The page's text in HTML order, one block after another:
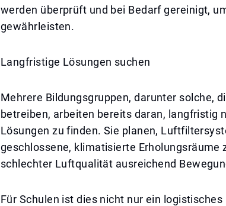
werden überprüft und bei Bedarf gereinigt,
gewährleisten.
Langfristige Lösungen suchen
Mehrere Bildungsgruppen, darunter solche,
betreiben, arbeiten bereits daran, langfristig
Lösungen zu finden. Sie planen,
geschlossene, klimatisierte Erholungsräume
schlechter Luftqualität ausreichend
Für Schulen ist dies nicht nur ein